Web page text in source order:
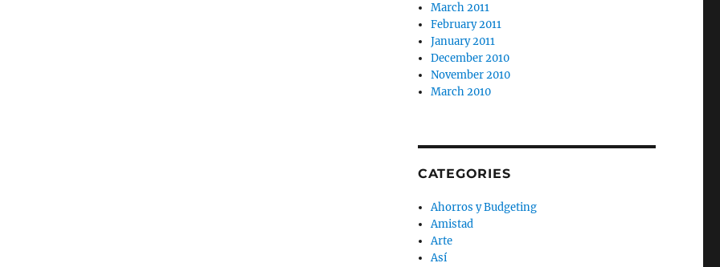
March 2011
February 2011
January 2011
December 2010
November 2010
March 2010
CATEGORIES
Ahorros y Budgeting
Amistad
Arte
Así